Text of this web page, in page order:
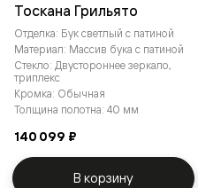
Тоскана Грильято
Отделка: Бук светлый с патиной
Материал: Массив бука с патиной
Стекло: Двустороннее зеркало,
триплекс
Кромка: Обычная
Толщина полотна: 40 мм
140 099 ₽
В корзину